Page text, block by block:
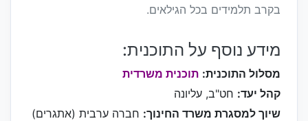
בקרב תלמידים בכל הגילאים.
מידע נוסף על התוכנית:
מסלול התוכנית: תוכנית משרדית
קהל יעד: חט"ב, עליונה
שיוך למסגרת משרד החינוך: חברה ערבית (אתגרים)